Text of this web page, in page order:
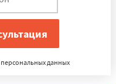
данных